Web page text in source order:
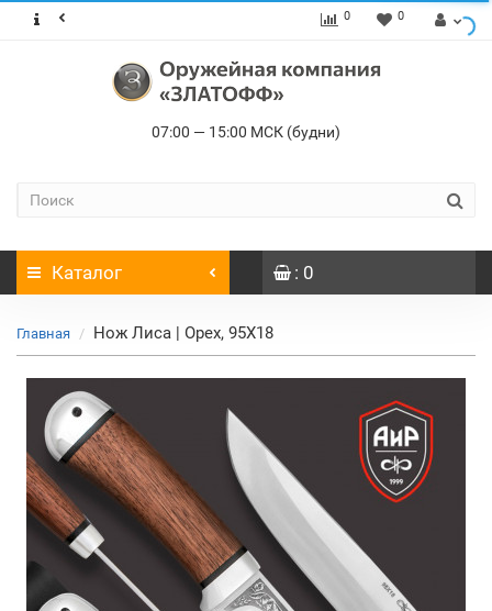
0 0
07:00 — 15:00 МСК (будни)
Каталог : 0
Главная Нож Лиса | Орех, 95Х18